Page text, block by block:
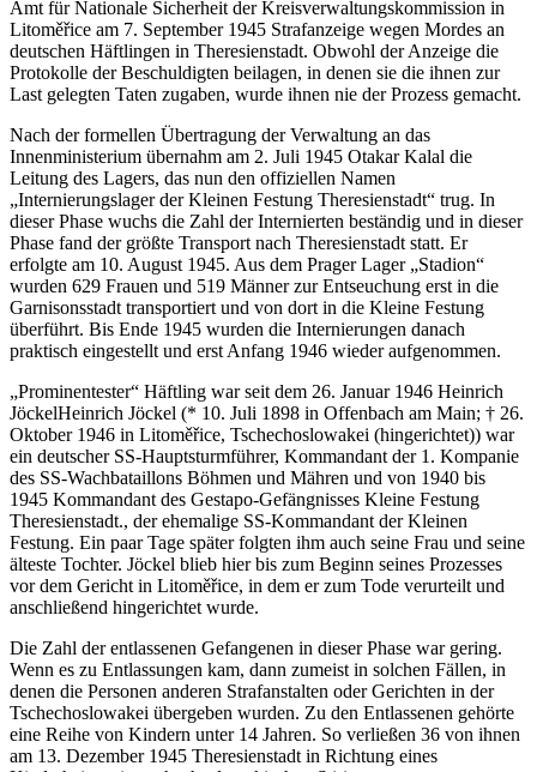
Amt für Nationale Sicherheit der Kreisverwaltungskommission in
Litoměřice am 7. September 1945 Strafanzeige wegen Mordes an
deutschen Häftlingen in Theresienstadt. Obwohl der Anzeige die
Protokolle der Beschuldigten beilagen, in denen sie die ihnen zur
Last gelegten Taten zugaben, wurde ihnen nie der Prozess gemacht.
Nach der formellen Übertragung der Verwaltung an das
Innenministerium übernahm am 2. Juli 1945 Otakar Kalal die
Leitung des Lagers, das nun den offiziellen Namen
Internierungslager der Kleinen Festung Theresienstadt
trug. In
dieser Phase wuchs die Zahl der Internierten beständig und in dieser
Phase fand der größte Transport nach Theresienstadt statt. Er
erfolgte am 10. August 1945. Aus dem Prager Lager
Stadion
wurden 629 Frauen und 519 Männer zur Entseuchung erst in die
Garnisonsstadt transportiert und von dort in die Kleine Festung
überführt. Bis Ende 1945 wurden die Internierungen danach
praktisch eingestellt und erst Anfang 1946 wieder aufgenommen.
Prominentester
Häftling war seit dem 26. Januar 1946 Heinrich
JöckelHeinrich Jöckel (* 10. Juli 1898 in Offenbach am Main; † 26.
Oktober 1946 in Litoměřice, Tschechoslowakei (hingerichtet)) war
ein deutscher SS-Hauptsturmführer, Kommandant der 1. Kompanie
des SS-Wachbataillons Böhmen und Mähren und von 1940 bis
1945 Kommandant des Gestapo-Gefängnisses Kleine Festung
Theresienstadt., der ehemalige SS-Kommandant der Kleinen
Festung. Ein paar Tage später folgten ihm auch seine Frau und seine
älteste Tochter. Jöckel blieb hier bis zum Beginn seines Prozesses
vor dem Gericht in Litoměřice, in dem er zum Tode verurteilt und
anschließend hingerichtet wurde.
Die Zahl der entlassenen Gefangenen in dieser Phase war gering.
Wenn es zu Entlassungen kam, dann zumeist in solchen Fällen, in
denen die Personen anderen Strafanstalten oder Gerichten in der
Tschechoslowakei übergeben wurden. Zu den Entlassenen gehörte
eine Reihe von Kindern unter 14 Jahren. So verließen 36 von ihnen
am 13. Dezember 1945 Theresienstadt in Richtung eines